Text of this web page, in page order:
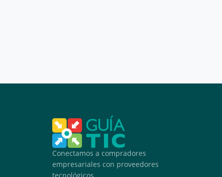
Conectamos a compradores
empresariales con proveedores